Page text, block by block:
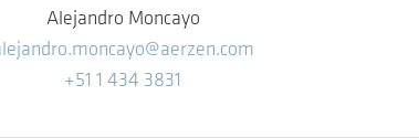
Alejandro Moncayo
+51 1 434 3831